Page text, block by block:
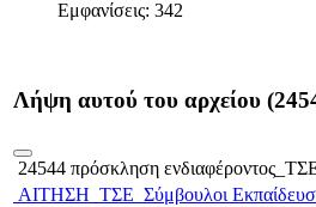
Εμφανίσεις: 342
Λήψη αυτού του αρχείου
24544 πρόσκληση
ΑΙΤΗΣΗ_ΤΣΕ_Σύμβουλοι